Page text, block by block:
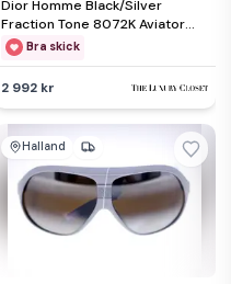
Dior Homme Black/Silver
Fraction Tone 8072K Aviator
Sunglasses
Bra skick
2 992 kr
Halland